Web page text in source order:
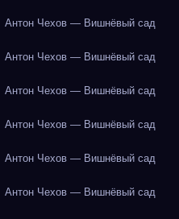
Антон Чехов — Вишнёвый сад
Антон Чехов — Вишнёвый сад
Антон Чехов — Вишнёвый сад
Антон Чехов — Вишнёвый сад
Антон Чехов — Вишнёвый сад
Антон Чехов — Вишнёвый сад